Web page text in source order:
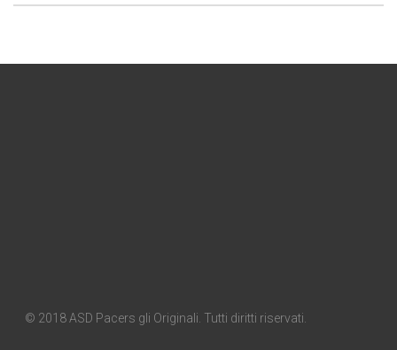
© 2018 ASD Pacers gli Originali. Tutti diritti riservati.